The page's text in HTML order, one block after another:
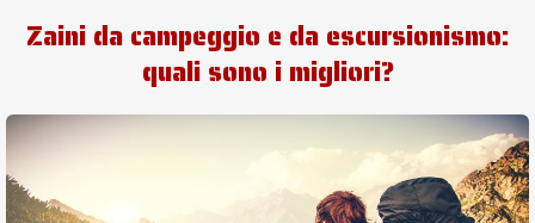
Zaini da campeggio e da escursionismo:
quali sono i migliori?